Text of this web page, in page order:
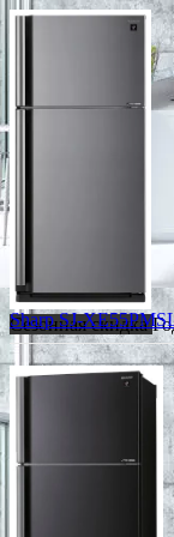
Сезонная скидка
Sharp SJ-